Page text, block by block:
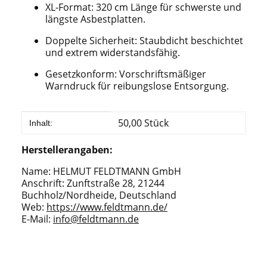
XL-Format: 320 cm Länge für schwerste und
längste Asbestplatten.
Doppelte Sicherheit: Staubdicht beschichtet
und extrem widerstandsfähig.
Gesetzkonform: Vorschriftsmäßiger
Warndruck für reibungslose Entsorgung.
Produkteigenschaft
Wert
Inhalt: 50,00 Stück
Herstellerangaben:
Name: HELMUT FELDTMANN GmbH
Anschrift: Zunftstraße 28, 21244
Buchholz/Nordheide, Deutschland
Web: https://www.feldtmann.de/
E-Mail: info@feldtmann.de